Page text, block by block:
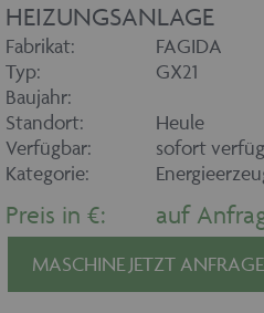
HEIZUNGSANLAGE
Fabrikat:
FAGIDA
Typ:
GX21
Baujahr:
Standort:
Heule
Verfügbar:
sofort
Kategorie:
Preis in €: auf
MASCHINE JETZT